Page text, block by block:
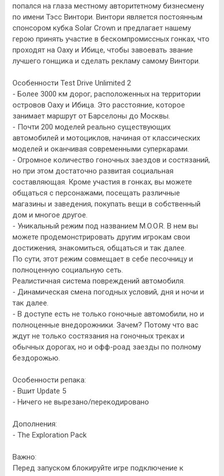
попался на глаза местному авторитетному бизнесмену
по имени Тэсс Винтори. Винтори является постоянным
спонсором кубка Solar Crown и предлагает нашему
герою принять участие в бескомпромиссных гонках, что
проходят на Оаху и Ибице, чтобы завоевать звание
лучшего гонщика и сделать рекламу самому Винтори.
Особенности Test Drive Unlimited 2
- Более 3000 км дорог, расположенных на территории
островов Оаху и Ибица. Это расстояние, которое
занимает маршрут от Барселоны до Москвы.
- Почти 200 моделей реально существующих
автомобилей и мотоциклов, начиная от классических
моделей и оканчивая современными суперкарами.
- Огромное количество гоночных заездов и состязаний,
но при этом достаточно развитая социальная
составляющая. Кроме участия в гонках, вы можете
общаться с персонажами, посещать различные
магазины и заведения, покупать вещи в собственный
дом и многое другое.
- Уникальный режим под названием M.O.O.R. В нем вы
можете продемонстрировать другим игрокам свои
достижения, знакомиться, общаться и так далее.
По сути, этот режим совмещает в себе песочницу и
полноценную социальную сеть.
Реалистичная система повреждений автомобиля.
- Динамическая смена погодных условий, дня и ночи и
так далее.
- В доступе есть не только гоночные автомобили, но и
полноценные внедорожники. Зачем? Потому что вас
ждут не только состязания на гоночных треках и
обычных дорогах, но и офф-роад заезды по полному
бездорожью.
Особенности репака:
- Вшит Update 5
- Ничего не вырезано/перекодировано
Дополнения:
- The Exploration Pack
Важно:
Перед запуском блокируйте игре подключение к